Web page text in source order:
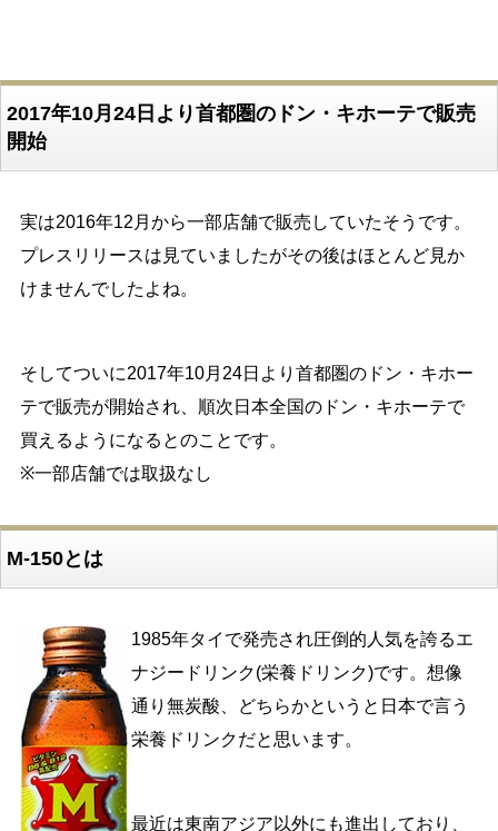
2017年10月24日より首都圏のドン・キホーテで販売
開始
実は2016年12月から一部店舗で販売していたそうです。
プレスリリースは見ていましたがその後はほとんど見か
けませんでしたよね。
そしてついに2017年10月24日より首都圏のドン・キホー
テで販売が開始され、順次日本全国のドン・キホーテで
買えるようになるとのことです。
※一部店舗では取扱なし
M-150とは
1985年タイで発売され圧倒的人気を誇るエ
ナジードリンク(栄養ドリンク)です。想像
通り無炭酸、どちらかというと日本で言う
栄養ドリンクだと思います。
最近は東南アジア以外にも進出しており、